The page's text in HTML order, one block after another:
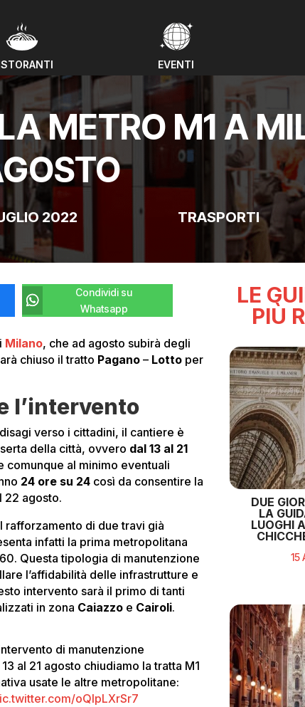
EVENTI
METRO M1 A
2022 TRASPORTI
Condividi su
Whatsapp
Milano, che ad agosto subirà degli
chiuso il tratto Pagano – Lotto per
l’intervento
verso i cittadini, il cantiere è
della città, ovvero dal 13 al 21
comunque al minimo eventuali
24 ore su 24 così da consentire la
22 agosto.
rafforzamento di due travi già
infatti la prima metropolitana
Questa tipologia di manutenzione
l’affidabilità delle infrastrutture e
intervento sarà il primo di tanti
in zona Caiazzo e Cairoli.
di manutenzione
al 21 agosto chiudiamo la tratta M1
usate le altre metropolitane:
oQIpLXrSr7
LE
PIÙ
DUE
LA
LUOGHI
15